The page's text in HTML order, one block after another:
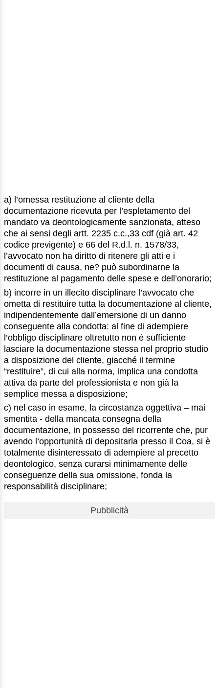
a) l’omessa restituzione al cliente della
documentazione ricevuta per l’espletamento del
mandato va deontologicamente sanzionata, atteso
che ai sensi degli artt. 2235 c.c.,33 cdf (già art. 42
codice previgente) e 66 del R.d.l. n. 1578/33,
l’avvocato non ha diritto di ritenere gli atti e i
documenti di causa, ne? può subordinarne la
restituzione al pagamento delle spese e dell’onorario;
b) incorre in un illecito disciplinare l’avvocato che
ometta di restituire tutta la documentazione al cliente,
indipendentemente dall’emersione di un danno
conseguente alla condotta: al fine di adempiere
l’obbligo disciplinare oltretutto non è sufficiente
lasciare la documentazione stessa nel proprio studio
a disposizione del cliente, giacché il termine
“restituire”, di cui alla norma, implica una condotta
attiva da parte del professionista e non già la
semplice messa a disposizione;
c) nel caso in esame, la circostanza oggettiva – mai
smentita - della mancata consegna della
documentazione, in possesso del ricorrente che, pur
avendo l’opportunità di depositarla presso il Coa, si è
totalmente disinteressato di adempiere al precetto
deontologico, senza curarsi minimamente delle
conseguenze della sua omissione, fonda la
responsabilità disciplinare;
Pubblicità